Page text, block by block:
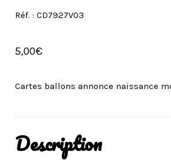
Réf. : CD7927V03
5,00€
Cartes ballons annonce naissance
Description